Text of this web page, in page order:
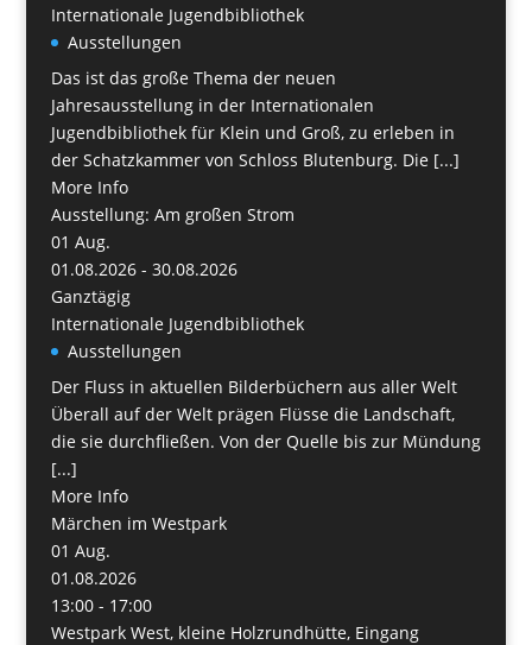
Internationale Jugendbibliothek
Ausstellungen
Das ist das große Thema der neuen
Jahresausstellung in der Internationalen
Jugendbibliothek für Klein und Groß, zu erleben in
der Schatzkammer von Schloss Blutenburg. Die [...]
More Info
Ausstellung: Am großen Strom
01 Aug.
01.08.2026 - 30.08.2026
Ganztägig
Internationale Jugendbibliothek
Ausstellungen
Der Fluss in aktuellen Bilderbüchern aus aller Welt
Überall auf der Welt prägen Flüsse die Landschaft,
die sie durchfließen. Von der Quelle bis zur Mündung
[...]
More Info
Märchen im Westpark
01 Aug.
01.08.2026
13:00 - 17:00
Westpark West, kleine Holzrundhütte, Eingang